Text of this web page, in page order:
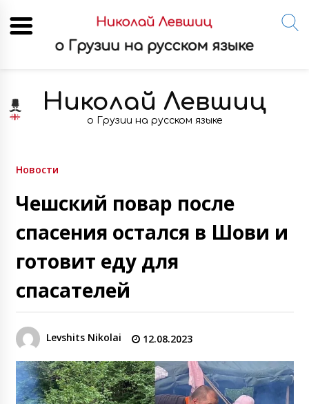
content
Николай Левшиц
о Грузии на русском языке
Новости
Чешский повар после
спасения остался в Шови и
готовит еду для
спасателей
Levshits Nikolai 12.08.2023